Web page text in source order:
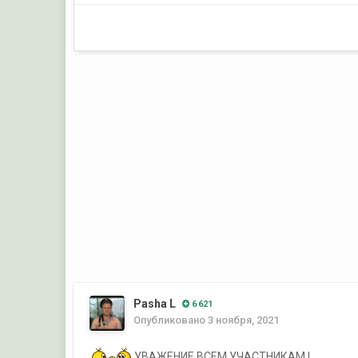
Pasha L 6 621
Опубликовано 3 ноября, 2021